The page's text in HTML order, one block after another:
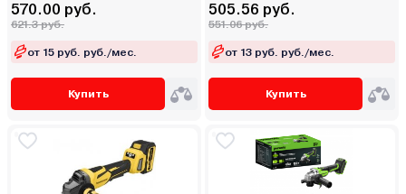
570.00 руб.
621.3 руб.
от 15 руб. руб./мес.
Купить
505.56 руб.
551.06 руб.
от 13 руб. руб./мес.
Купить